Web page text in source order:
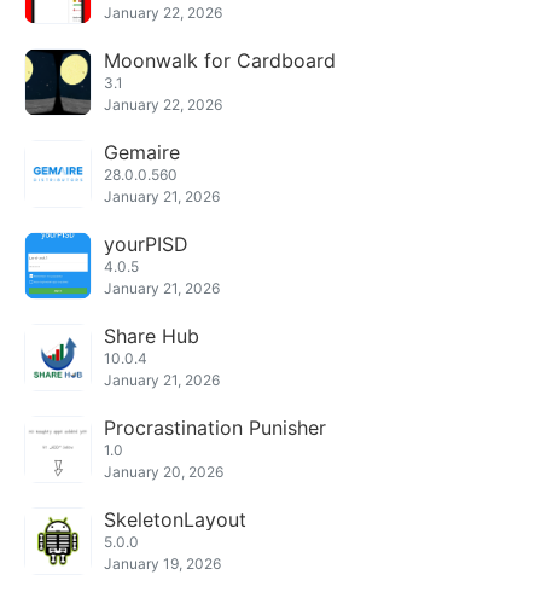
January 22, 2026
Moonwalk for Cardboard
3.1
January 22, 2026
Gemaire
28.0.0.560
January 21, 2026
yourPISD
4.0.5
January 21, 2026
Share Hub
10.0.4
January 21, 2026
Procrastination Punisher
1.0
January 20, 2026
SkeletonLayout
5.0.0
January 19, 2026